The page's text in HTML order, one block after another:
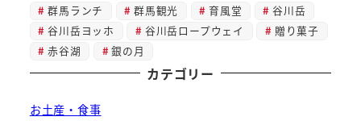
群馬ランチ
群馬観光 育風堂
谷川岳
谷川岳ヨッホ
谷川岳ロープウェイ
贈り菓子
赤谷湖
銀の月
カテゴリー
お土産・食事